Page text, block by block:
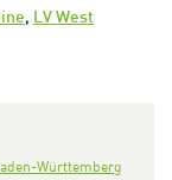
, LV West
Württemberg